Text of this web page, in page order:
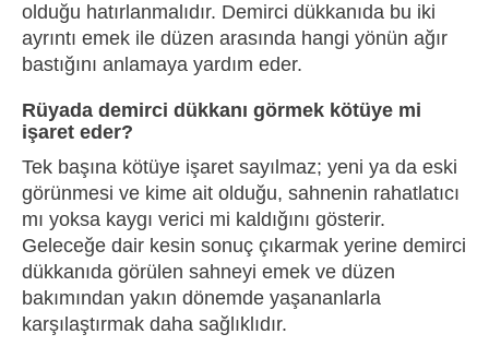
olduğu hatırlanmalıdır. Demirci dükkanıda bu iki
ayrıntı emek ile düzen arasında hangi yönün ağır
bastığını anlamaya yardım eder.
Rüyada demirci dükkanı görmek kötüye mi
işaret eder?
Tek başına kötüye işaret sayılmaz; yeni ya da eski
görünmesi ve kime ait olduğu, sahnenin rahatlatıcı
mı yoksa kaygı verici mi kaldığını gösterir.
Geleceğe dair kesin sonuç çıkarmak yerine demirci
dükkanıda görülen sahneyi emek ve düzen
bakımından yakın dönemde yaşananlarla
karşılaştırmak daha sağlıklıdır.